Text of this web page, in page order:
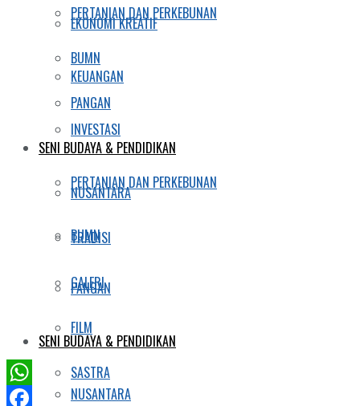
PERTANIAN DAN PERKEBUNAN
BUMN
PANGAN
SENI BUDAYA & PENDIDIKAN
NUSANTARA
TRADISI
GALERI
FILM
SASTRA
EKONOMI KREATIF
KEUANGAN
INVESTASI
PERTANIAN DAN PERKEBUNAN
BUMN
PANGAN
SENI BUDAYA & PENDIDIKAN
NUSANTARA
WhatsApp